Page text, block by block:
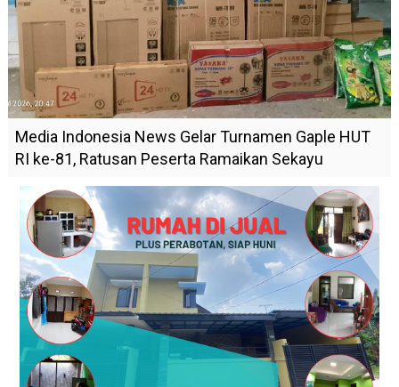
Media Indonesia News Gelar Turnamen Gaple HUT
RI ke-81, Ratusan Peserta Ramaikan Sekayu